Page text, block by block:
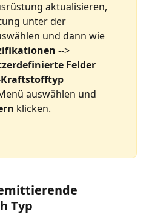
aktualisieren,
unter der
und dann wie
-->
Felder
auswählen und
klicken.
Typ